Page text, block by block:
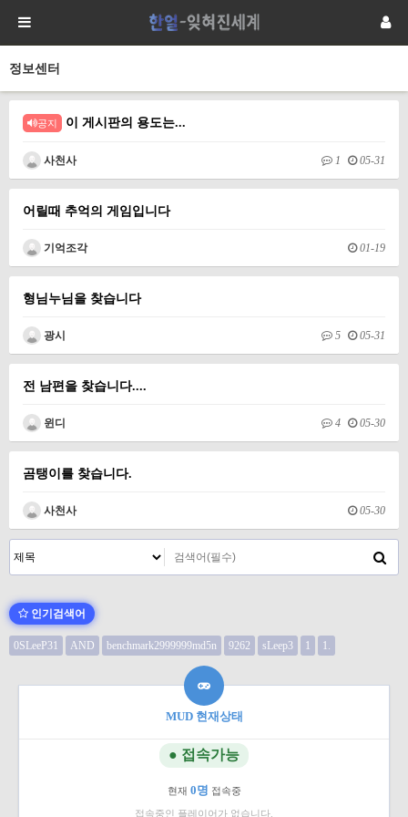
정보센터
공지 이 게시판의 용도는...
사천사 1 05-31
어릴때 추억의 게임입니다
기억조각 01-19
형님누님을 찾습니다
광시 5 05-31
전 남편을 찾습니다....
윈디 4 05-30
곰탱이를 찾습니다.
사천사 05-30
인기검색어
0SLeeP31 AND benchmark2999999md5n 9262 sLeep3 1 1.
MUD 현재상태
● 접속가능
현재 0명 접속중
접속중인 플레이어가 없습니다.